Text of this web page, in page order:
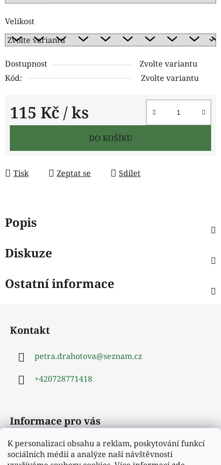
K personalizaci obsahu a reklam, poskytování funkcí
sociálních médií a analýze naší návštěvnosti
Velikost
Dostupnost
Zvolte variantu
Kód:
Zvolte variantu
115 Kč / ks
Měrná cena:
DO KOŠÍKU
Tisk Zeptat se Sdílet
Popis
Diskuze
Ostatní informace
Kontakt
petra.drahotova@seznam.cz
+420728771418
Informace pro vás
Obchodní podmínky
Podmínky ochrany osobních údajů